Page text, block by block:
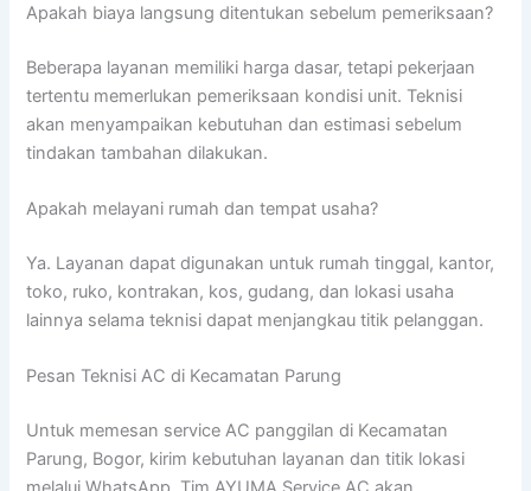
Apakah biaya langsung ditentukan sebelum pemeriksaan?
Beberapa layanan memiliki harga dasar, tetapi pekerjaan
tertentu memerlukan pemeriksaan kondisi unit. Teknisi
akan menyampaikan kebutuhan dan estimasi sebelum
tindakan tambahan dilakukan.
Apakah melayani rumah dan tempat usaha?
Ya. Layanan dapat digunakan untuk rumah tinggal, kantor,
toko, ruko, kontrakan, kos, gudang, dan lokasi usaha
lainnya selama teknisi dapat menjangkau titik pelanggan.
Pesan Teknisi AC di Kecamatan Parung
Untuk memesan service AC panggilan di Kecamatan
Parung, Bogor, kirim kebutuhan layanan dan titik lokasi